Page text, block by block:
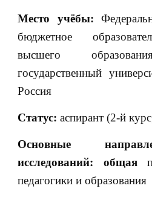
Место учёбы:
бюджетное
высшего
государственный
Россия
Статус: аспирант (2-й
Основные
исследований: общая
педагогики и образования